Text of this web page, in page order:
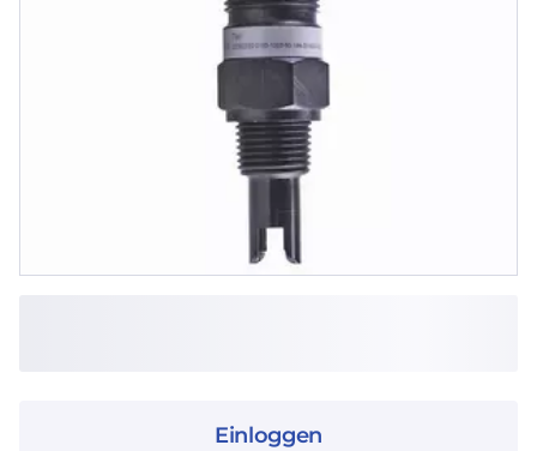
Einloggen